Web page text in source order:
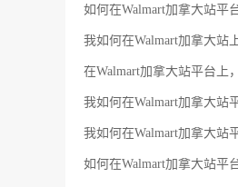
如何在Walmart加拿大站平
我如何在Walmart加拿大站
在Walmart加拿大站平台上
我如何在Walmart加拿大站
我如何在Walmart加拿大站
如何在Walmart加拿大站平